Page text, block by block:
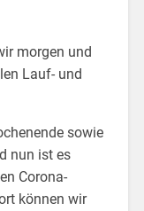
morgen und
Lauf- und
sowie
nun ist es
Corona-
können wir